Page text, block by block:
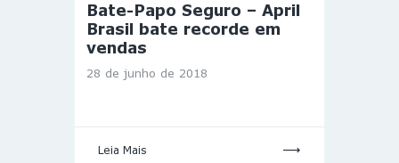
Bate-Papo Seguro – April
Brasil bate recorde em
vendas
28 de junho de 2018
Leia Mais